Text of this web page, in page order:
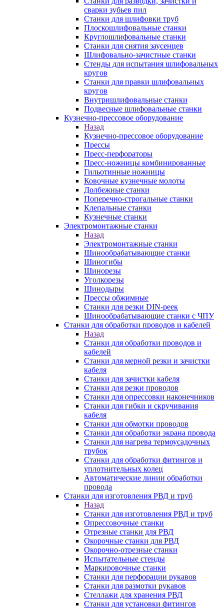
сварки зубьев пил
Станки для шлифовки труб
Плоскошлифовальные станки
Круглошлифовальные станки
Станки для снятия заусенцев
Шлифовально-зачистные станки
Стенды для испытания шлифовальных
кругов
Станки для правки шлифовальных
кругов
Внутришлифовальные станки
Подвесные шлифовальные станки
Кузнечно-прессовое оборудование
Назад
Кузнечно-прессовое оборудование
Прессы
Пресс-перфораторы
Пресс-ножницы комбинированные
Гильотинные ножницы
Ковочные кузнечные молоты
Долбежные станки
Поперечно-строгальные станки
Клепальные станки
Кузнечные станки
Электромонтажные станки
Назад
Электромонтажные станки
Шинообрабатывающие станки
Шиногибы
Шинорезы
Уголкорезы
Шинодыры
Прессы обжимные
Станки для резки DIN-реек
Шинообрабатывающие станки с ЧПУ
Станки для обработки проводов и кабелей
Назад
Станки для обработки проводов и
кабелей
Станки для мерной резки и зачистки
кабеля
Станки для зачистки кабеля
Станки для резки проводов
Станки для опрессовки наконечников
Станки для гибки и скручивания
кабеля
Станки для обмотки проводов
Станки для обработки экрана провода
Станки для нагрева термоусадочных
трубок
Станки для обработки фитингов и
уплотнительных колец
Автоматические линии обработки
провода
Станки для изготовления РВД и труб
Назад
Станки для изготовления РВД и труб
Опрессовочные станки
Отрезные станки для РВД
Окорочные станки для РВД
Окорочно-отрезные станки
Испытательные стенды
Маркировочные станки
Станки для перфорации рукавов
Станки для размотки рукавов
Стеллажи для хранения РВД
Станки для установки фитингов